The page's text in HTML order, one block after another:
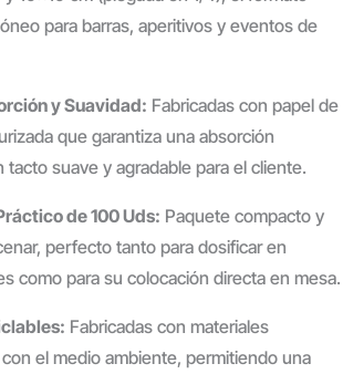
para barras, aperitivos y eventos de
y Suavidad: Fabricadas con papel de
que garantiza una absorción
tacto suave y agradable para el cliente.
de 100 Uds: Paquete compacto y
perfecto tanto para dosificar en
como para su colocación directa en mesa.
Fabricadas con materiales
el medio ambiente, permitiendo una